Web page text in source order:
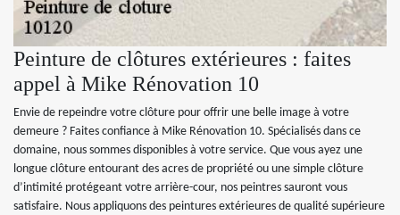
Peinture de clôtures extérieures : faites
appel à Mike Rénovation 10
Envie de repeindre votre clôture pour offrir une belle image à votre
demeure ? Faites confiance à Mike Rénovation 10. Spécialisés dans ce
domaine, nous sommes disponibles à votre service. Que vous ayez une
longue clôture entourant des acres de propriété ou une simple clôture
d’intimité protégeant votre arrière-cour, nos peintres sauront vous
satisfaire. Nous appliquons des peintures extérieures de qualité supérieure